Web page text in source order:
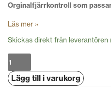
Orginalfjärrkontroll som
Läs mer »
Skickas direkt från leverantören
Primare
C25
- Lägg till i varukorg